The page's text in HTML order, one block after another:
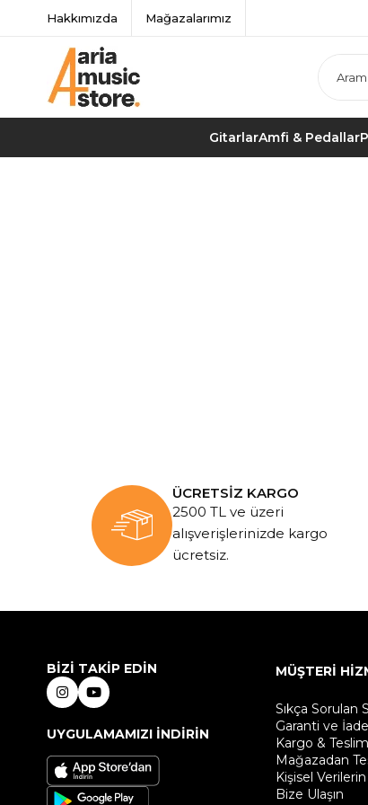
Hakkımızda Mağazalarımız
GitarlarAmfi & Pedallar
ÜCRETSİZ KARGO
2500 TL ve üzeri
alışverişlerinizde kargo
ücretsiz.
BİZİ TAKİP EDİN
UYGULAMAMIZI İNDİRİN
MÜŞTERİ
Sıkça Sorulan
Garanti ve İade
Kargo &
Mağazadan
Kişisel
Bize Ulaşın